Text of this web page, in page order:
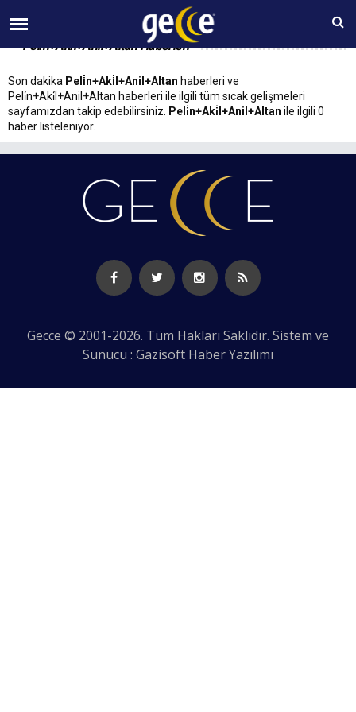
08 AĞUSTOS Cumartesi 06:00
Peli̇n+Aki̇l+Anil+Altan Haberleri
Son dakika Peli̇n+Aki̇l+Anil+Altan haberleri ve
Peli̇n+Aki̇l+Anil+Altan haberleri ile ilgili tüm sıcak gelişmeleri
sayfamızdan takip edebilirsiniz.
Peli̇n+Aki̇l+Anil+Altan ile ilgili 0
haber listeleniyor.
Gecce © 2001-2026. Tüm Hakları Saklıdır. Sistem ve
Sunucu : Gazisoft Haber Yazılımı